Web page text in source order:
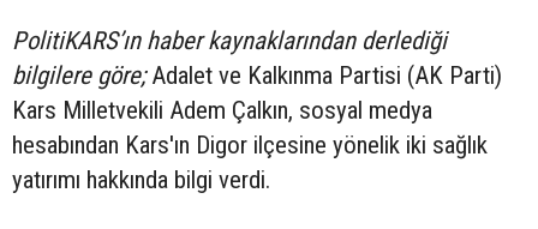
PolitiKARS’ın haber kaynaklarından derlediği
bilgilere göre;Adalet ve Kalkınma Partisi (AK Parti)
Kars Milletvekili Adem Çalkın, sosyal medya
hesabından Kars'ın Digor ilçesine yönelik iki sağlık
yatırımı hakkında bilgi verdi.